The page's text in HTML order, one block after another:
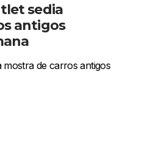
sedia
antigos
mostra de carros antigos